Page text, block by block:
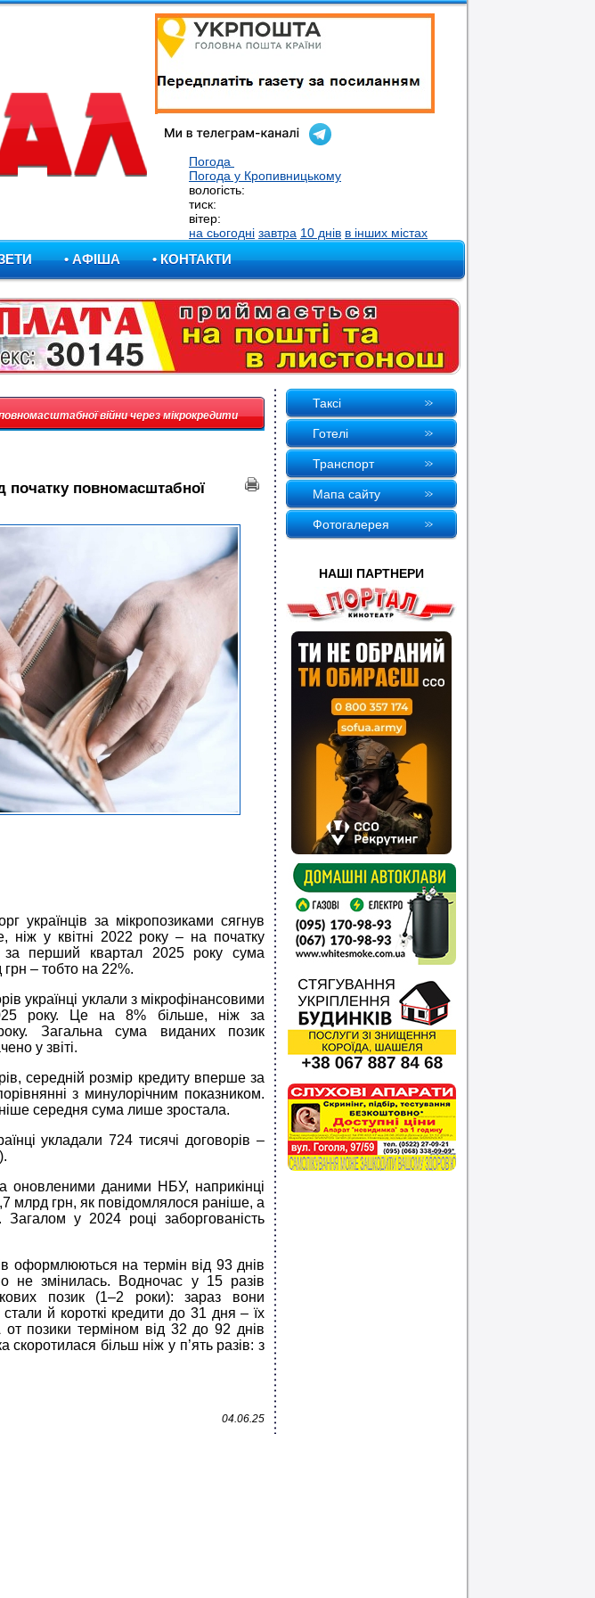
Погода
Погода у Кропивницькому
вологість:
тиск:
вітер:
на сьогодні завтра 10 днів в інших містах
• АФІША • КОНТАКТИ
війни через мікрокредити
початку повномасштабної
українців за мікропозиками сягнув
ніж у квітні 2022 року – на початку
перший квартал 2025 року сума
– тобто на 22%.
українці уклали з мікрофінансовими
року. Це на 8% більше, ніж за
Загальна сума виданих позик
у звіті.
середній розмір кредиту вперше за
з минулорічним показником.
середня сума лише зростала.
укладали 724 тисячі договорів –
оновленими даними НБУ, наприкінці
млрд грн, як повідомлялося раніше, а
у 2024 році заборгованість
оформлюються на термін від 93 днів
не змінилась. Водночас у 15 разів
позик (1–2 роки): зараз вони
й короткі кредити до 31 дня – їх
позики терміном від 32 до 92 днів
скоротилася більш ніж у п’ять разів: з
04.06.25
Таксi
Готелi
Транспорт
Мапа сайту
Фотогалерея
НАШI ПАРТНЕРИ